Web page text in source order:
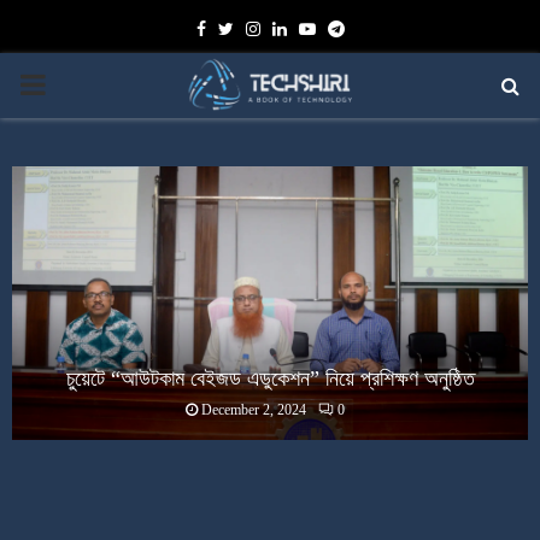
Facebook
TwitterInstagram
Linkedin
YoutubeTelegram
PRIMARY
চুয়েটে “আউটকাম বেইজড এডুকেশন” নিয়ে প্রশিক্ষণ অনুষ্ঠিত
December 2, 2024 0